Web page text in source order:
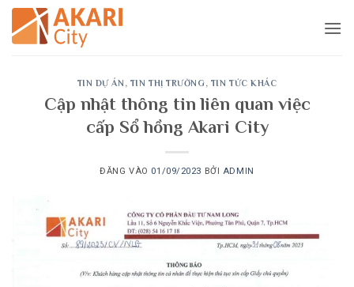
Bỏ
qua
nội
TIN DỰ ÁN , TIN THỊ TRƯỜNG, TIN TỨC KHÁC
Cập nhật thông tin liên quan việc
cấp Sổ hồng Akari City
ĐĂNG VÀO 01/09/2023 BỞI ADMIN